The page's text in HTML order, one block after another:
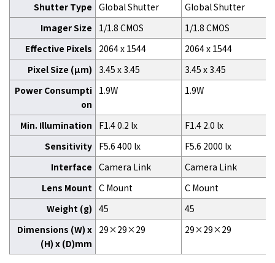
Shutter Type Global Shutter
Global Shutter
Imager Size
1/1.8 CMOS
1/1.8 CMOS
Effective Pixels
2064 x 1544
2064 x 1544
Pixel Size (μm) 3.45 x 3.45
3.45 x 3.45
Power Consumpti
on
1.9W 1.9W
Min. Illumination F1.4 0.2 lx
F1.4 2.0 lx
Sensitivity F5.6 400 lx
F5.6 2000 lx
Interface Camera Link
Camera Link
Lens Mount C Mount
C Mount
Weight (g) 45
45
Dimensions (W) x
(H) x (D)mm
29×29×29 29×29×29